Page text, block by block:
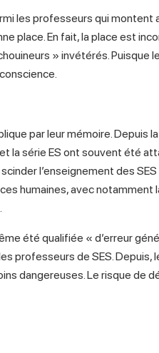
les professeurs qui montent
place. En fait, la place est
» invétérés.
par leur mémoire. Depuis
et la série ES ont souvent été
l’enseignement des
humaines, avec notamment
été qualifiée « d’erreur
professeurs de SES. Depuis,
dangereuses. Le risque de